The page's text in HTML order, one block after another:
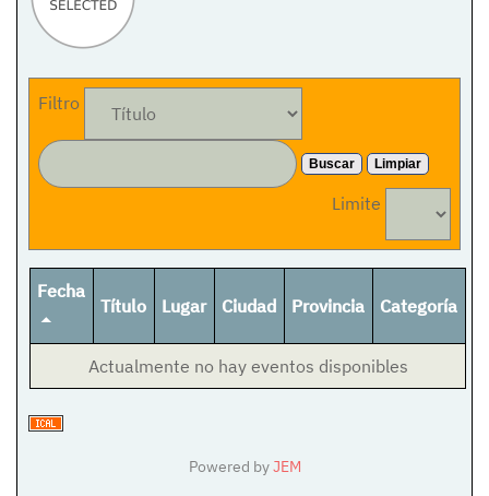
Filtro
Buscar Limpiar
Limite
Fecha
Título Lugar Ciudad Provincia Categoría
Actualmente no hay eventos disponibles
Powered byJEM